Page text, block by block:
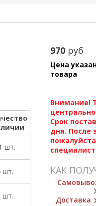
970 руб
Цена
товара
Внимание!
Срок
дня. После
КАК
Доставка
шт.
шт.
шт.